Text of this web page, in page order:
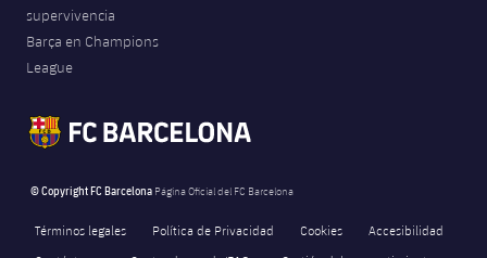
supervivencia
Barça en Champions
League
© Copyright FC Barcelona Página Oficial del FC Barcelona
Términos legales Política de Privacidad Cookies
Accesibilidad